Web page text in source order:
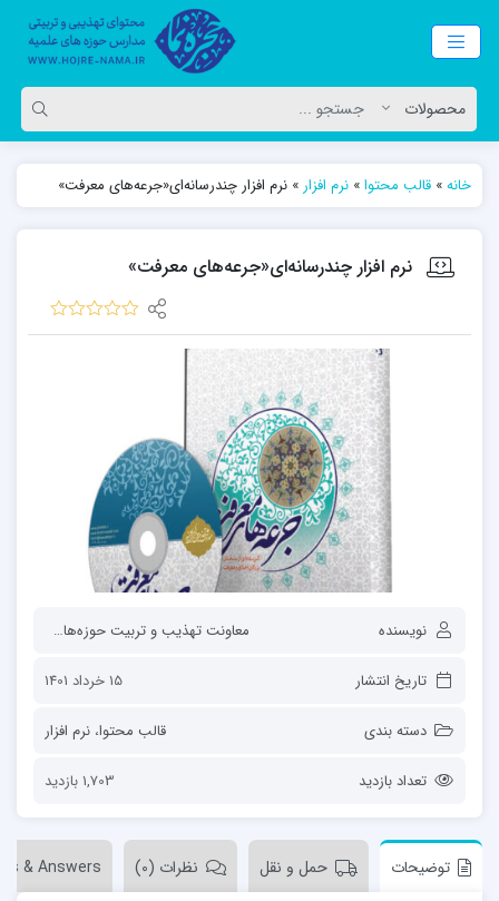
خانه» قالب محتوا» نرم افزار » نرم افزار چندرسانه‌ای«جرعه‌های معرفت»
نرم افزار چندرسانه‌ای«جرعه‌های معرفت»
نویسنده معاونت تهذیب و تربیت حوزه‌های علمیه
تاریخ انتشار 15 خرداد 1401
دسته بندی قالب محتوا، نرم افزار
تعداد بازدید 1,703 بازدید
توضیحات حمل و نقل نظرات (0) & Answers